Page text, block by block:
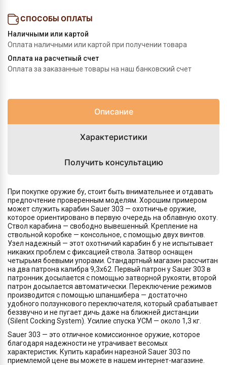
СПОСОБЫ ОПЛАТЫ
Наличными или картой
Оплата наличными или картой при получении товара
Оплата на расчетный счет
Оплата за заказанные товары на наш банковский счет
Описание
Характеристики
Получить консультацию
При покупке оружие бу, стоит быть внимательнее и отдавать
предпочтение проверенным моделям. Хорошим примером
может служить карабин Sauer 303 — охотничье оружие,
которое ориентировано в первую очередь на облавную охоту.
Ствол карабина — свободно вывешенный. Крепление на
ствольной коробке — консольное, с помощью двух винтов.
Узел надежный — этот охотничий карабин б у не испытывает
никаких проблем с фиксацией ствола. Затвор оснащен
четырьмя боевыми упорами. Стандартный магазин рассчитан
на два патрона калибра 9,3х62. Первый патрон у Sauer 303 в
патронник досылается с помощью затворной рукояти, второй
патрон досылается автоматически. Переключение режимов
производится с помощью шпаншибера — достаточно
удобного ползункового переключателя, который срабатывает
беззвучно и не пугает дичь даже на ближней дистанции
(Silent Cocking System). Усилие спуска УСМ — около 1,3 кг.
Sauer 303 — это отличное комиссионное оружие, которое
благодаря надежности не утрачивает весомых
характеристик. Купить карабин нарезной Sauer 303 по
приемлемой цене вы можете в нашем интернет-магазине.